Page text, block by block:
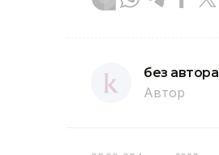
без автора
Автор